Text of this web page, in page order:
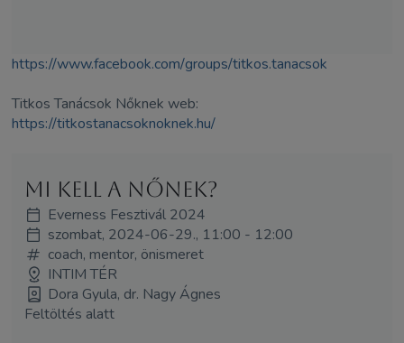
https://www.facebook.com/groups/titkos.tanacsok
Titkos Tanácsok Nőknek web:
https://titkostanacsoknoknek.hu/
Mi kell a nőnek?
Everness Fesztivál 2024
szombat, 2024-06-29., 11:00 - 12:00
coach, mentor, önismeret
INTIM TÉR
Dora Gyula, dr. Nagy Ágnes
Feltöltés alatt